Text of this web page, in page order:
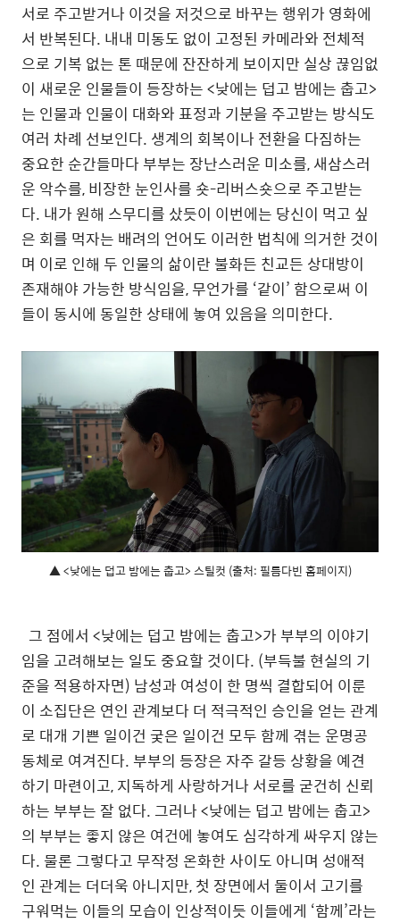
서로 주고받거나 이것을 저것으로 바꾸는 행위가 영화에
서 반복된다. 내내 미동도 없이 고정된 카메라와 전체적
으로 기복 없는 톤 때문에 잔잔하게 보이지만 실상 끊임없
이 새로운 인물들이 등장하는 <낮에는 덥고 밤에는 춥고>
는 인물과 인물이 대화와 표정과 기분을 주고받는 방식도
여러 차례 선보인다. 생계의 회복이나 전환을 다짐하는
중요한 순간들마다 부부는 장난스러운 미소를, 새삼스러
운 악수를, 비장한 눈인사를 숏-리버스숏으로 주고받는
다. 내가 원해 스무디를 샀듯이 이번에는 당신이 먹고 싶
은 회를 먹자는 배려의 언어도 이러한 법칙에 의거한 것이
며 이로 인해 두 인물의 삶이란 불화든 친교든 상대방이
존재해야 가능한 방식임을, 무언가를 ‘같이’ 함으로써 이
들이 동시에 동일한 상태에 놓여 있음을 의미한다.
▲ <낮에는 덥고 밤에는 춥고> 스틸컷 (출처: 필름다빈 홈페이지)
그 점에서 <낮에는 덥고 밤에는 춥고>가 부부의 이야기
임을 고려해보는 일도 중요할 것이다. (부득불 현실의 기
준을 적용하자면) 남성과 여성이 한 명씩 결합되어 이룬
이 소집단은 연인 관계보다 더 적극적인 승인을 얻는 관계
로 대개 기쁜 일이건 궂은 일이건 모두 함께 겪는 운명공
동체로 여겨진다. 부부의 등장은 자주 갈등 상황을 예견
하기 마련이고, 지독하게 사랑하거나 서로를 굳건히 신뢰
하는 부부는 잘 없다. 그러나 <낮에는 덥고 밤에는 춥고>
의 부부는 좋지 않은 여건에 놓여도 심각하게 싸우지 않는
다. 물론 그렇다고 무작정 온화한 사이도 아니며 성애적
인 관계는 더더욱 아니지만, 첫 장면에서 둘이서 고기를
구워먹는 이들의 모습이 인상적이듯 이들에게 ‘함께’라는